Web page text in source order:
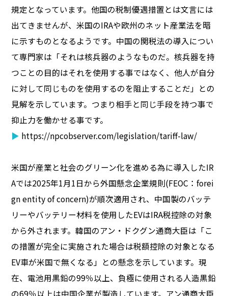
規定となっています。他国の税制優遇措置とは文言には
出てきませんが、米国のIRAや欧州のネット産業法を暗
に示すものとなるようです。中国の関税法の導入につい
て専門家は「それは核兵器のようなものだ。核兵器を持
つことの目的はそれを使用する事ではなく、他人が自分
に対して同じものを使用するのを阻止することだ」との
見解を示しています。つまり相手と同じ手段を持つ事で
抑止力を働かせる事です。
▶ https://npcobserver.com/legislation/tariff-law/
米国が産業と社会のグリーン化を進める為に導入したIR
Aでは2025年1月1日から外国懸念企業規則(FEOC：forei
gn entity of concern)が順次適用され、中国製のバッテ
リーやバッテリー材料を使用したEVはIRA税控除の対象
から外されます。韓国のアン・ドクグン通商大臣は「こ
の措置が完全に実施された場合は税額控除の対象となる
EV車が米国で無くなる」との懸念を示しています。現
在、電池用黒鉛の99％以上、負極に使用される人造黒鉛